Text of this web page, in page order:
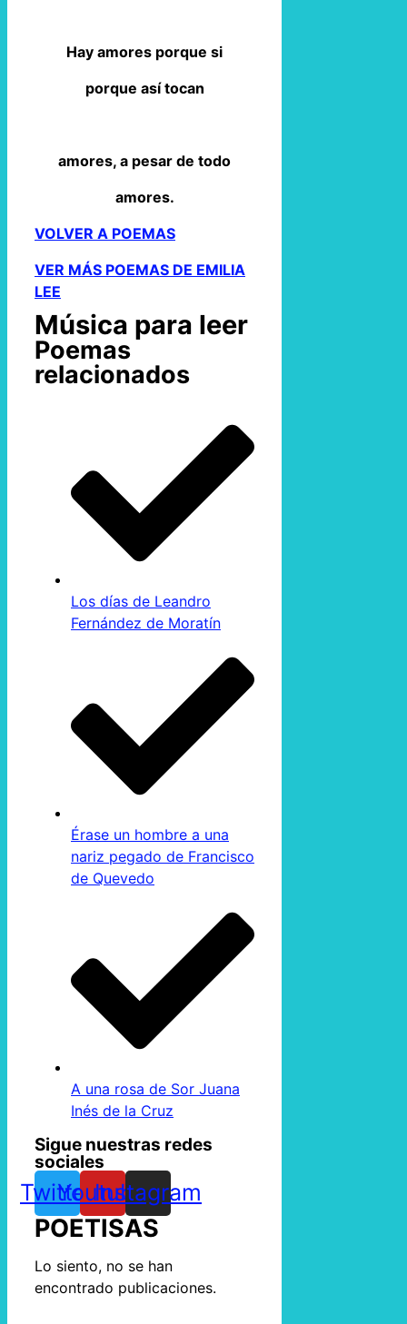
Hay amores porque si
porque así tocan
amores, a pesar de todo
amores.
VOLVER A POEMAS
VER MÁS POEMAS DE EMILIA
LEE
Música para leer
Poemas
relacionados
Los días de Leandro
Fernández de Moratín
Érase un hombre a una
nariz pegado de Francisco
de Quevedo
A una rosa de Sor Juana
Inés de la Cruz
Sigue nuestras redes
sociales
TwitterYoutube
Instagram
POETISAS
Lo siento, no se han
encontrado publicaciones.